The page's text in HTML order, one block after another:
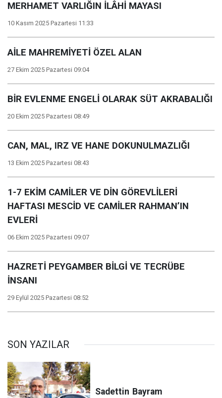
MERHAMET VARLIĞIN İLÂHİ MAYASI
10 Kasım 2025 Pazartesi 11:33
AİLE MAHREMİYETİ ÖZEL ALAN
27 Ekim 2025 Pazartesi 09:04
BİR EVLENME ENGELİ OLARAK SÜT AKRABALIĞI
20 Ekim 2025 Pazartesi 08:49
CAN, MAL, IRZ VE HANE DOKUNULMAZLIĞI
13 Ekim 2025 Pazartesi 08:43
1-7 EKİM CAMİLER VE DİN GÖREVLİLERİ
HAFTASI MESCİD VE CAMİLER RAHMAN’IN
EVLERİ
06 Ekim 2025 Pazartesi 09:07
HAZRETİ PEYGAMBER BİLGİ VE TECRÜBE
İNSANI
29 Eylül 2025 Pazartesi 08:52
SON YAZILAR
Sadettin Bayram